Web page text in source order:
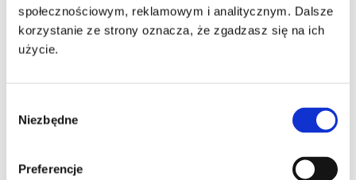
społecznościowym, reklamowym i analitycznym. Dalsze
korzystanie ze strony oznacza, że zgadzasz się na ich
użycie.
zgody
Niezbędne
Preferencje
posiadasz i Twój know-how.
Blog